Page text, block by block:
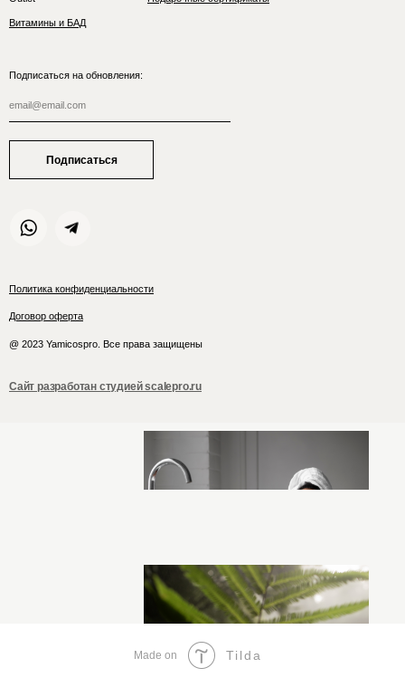
Политика конфиденциальности
Договор оферта
@ 2023 Yamicospro. Все права защищены
Сайт разработан студией scalepro.ru
Витамины и БАД
Подписаться на обновления:
Подписаться
Made on Tilda